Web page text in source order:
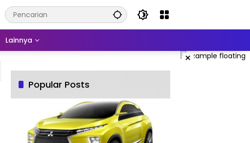
Lainnya
×
Popular Posts